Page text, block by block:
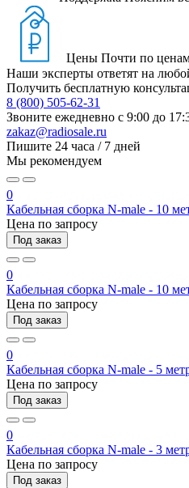
Цены Почти по
Наши эксперты ответят на
Получить бесплатную
8 (800) 505-62-31
Звоните ежедневно с 9:00 до
zakaz@radiosale.ru
Пишите 24 часа / 7 дней
Мы рекомендуем
0
Кабельная сборка N-male - 10
Цена по запросу
Под заказ
0
Кабельная сборка N-male - 10
Цена по запросу
Под заказ
0
Кабельная сборка N-male - 5
Цена по запросу
Под заказ
0
Кабельная сборка N-male - 3
Цена по запросу
Под заказ